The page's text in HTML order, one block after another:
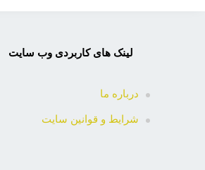
لینک های کاربردی وب سایت
درباره ما
شرایط و قوانین سایت